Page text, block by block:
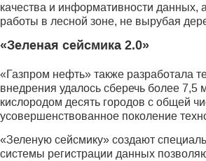
качества и информативности
работы в лесной зоне, не вырубая
«Зеленая сейсмика 2.0»
«Газпром нефть» также разработала
внедрения удалось сберечь более 7,5
кислородом десять городов с общей
усовершенствованное поколение
«Зеленую сейсмику» создают
системы регистрации данных